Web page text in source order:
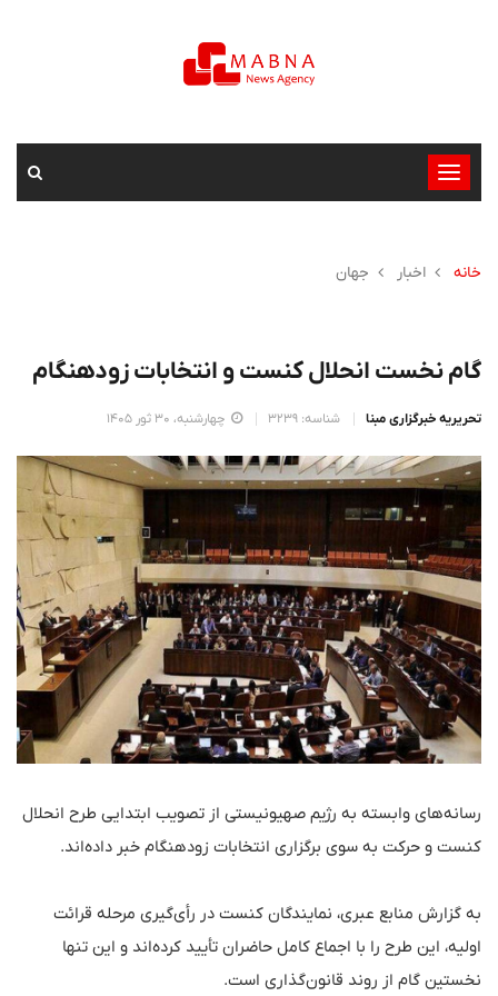
تغییر
وضعیت
خانه
اخبار جهان
گام نخست انحلال کنست و انتخابات زودهنگام
تحریریه خبرگزاری مبنا شناسه: 3239 چهارشنبه، 30 ثور 1405
رسانه‌های وابسته به رژیم صهیونیستی از تصویب ابتدایی طرح انحلال
کنست و حرکت به سوی برگزاری انتخابات زودهنگام خبر داده‌اند.
به گزارش منابع عبری، نمایندگان کنست در رأی‌گیری مرحله قرائت
اولیه، این طرح را با اجماع کامل حاضران تأیید کرده‌اند و این تنها
نخستین گام از روند قانون‌گذاری است.